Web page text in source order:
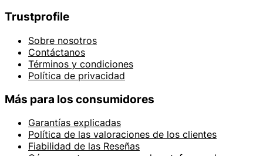
Trustprofile
Sobre nosotros
Contáctanos
Términos y condiciones
Política de privacidad
Más para los consumidores
Garantías explicadas
Política de las valoraciones de los clientes
Fiabilidad de las Reseñas